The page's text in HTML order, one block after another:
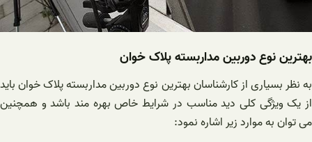
بهترین نوع دوربین مداربسته پلاک خوان
به نظر بسیاری از کارشناسان بهترین نوع دوربین مداربسته پلاک خوان باید
از یک ویژگی کلی دید مناسب در شرایط خاص بهره مند باشد و همچنین
می توان به موارد زیر اشاره نمود: